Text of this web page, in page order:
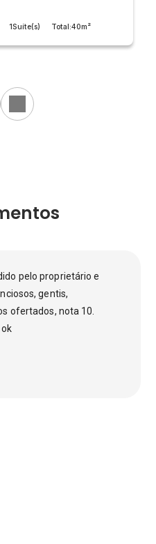
1Suíte(s) Total:40m²
pelo proprietário e
gentis,
ofertados, nota 10.